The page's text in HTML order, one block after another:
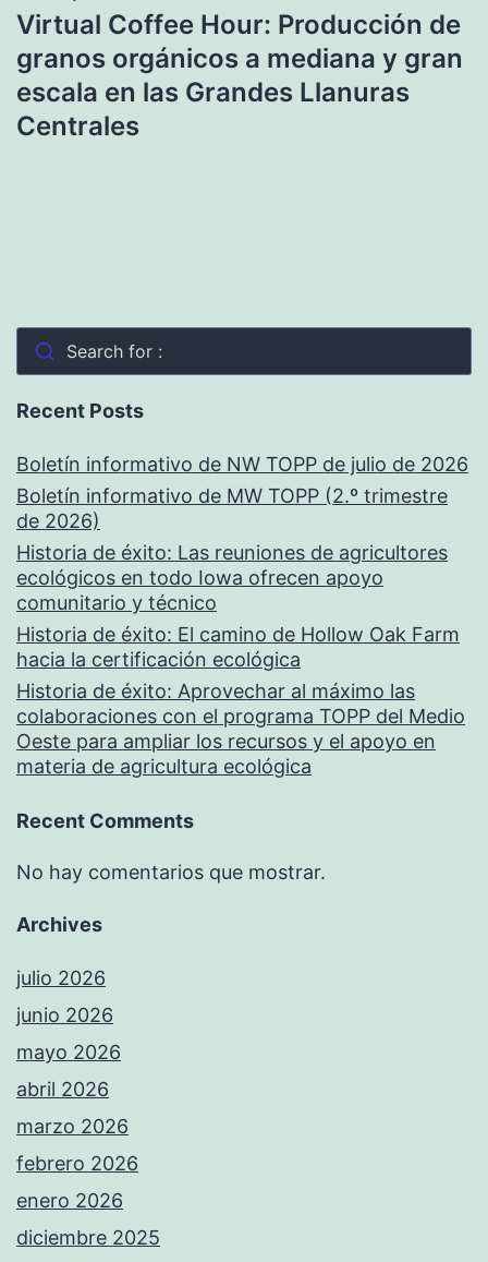
Virtual Coffee Hour: Producción de
granos orgánicos a mediana y gran
escala en las Grandes Llanuras
Centrales
Search for :
Recent Posts
Boletín informativo de NW TOPP de julio de 2026
Boletín informativo de MW TOPP (2.º trimestre
de 2026)
Historia de éxito: Las reuniones de agricultores
ecológicos en todo Iowa ofrecen apoyo
comunitario y técnico
Historia de éxito: El camino de Hollow Oak Farm
hacia la certificación ecológica
Historia de éxito: Aprovechar al máximo las
colaboraciones con el programa TOPP del Medio
Oeste para ampliar los recursos y el apoyo en
materia de agricultura ecológica
Recent Comments
No hay comentarios que mostrar.
Archives
julio 2026
junio 2026
mayo 2026
abril 2026
marzo 2026
febrero 2026
enero 2026
diciembre 2025